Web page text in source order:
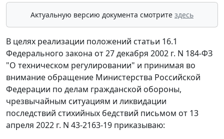
Актуальную версию документа смотрите здесь
В целях реализации положений статьи 16.1
Федерального закона от 27 декабря 2002 г. N 184-ФЗ
"О техническом регулировании" и принимая во
внимание обращение Министерства Российской
Федерации по делам гражданской обороны,
чрезвычайным ситуациям и ликвидации
последствий стихийных бедствий письмом от 13
апреля 2022 г. N 43-2163-19 приказываю: